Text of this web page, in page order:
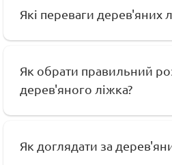
Які переваги дерев'яних
Як обрати правильний
дерев'яного ліжка?
Як доглядати за